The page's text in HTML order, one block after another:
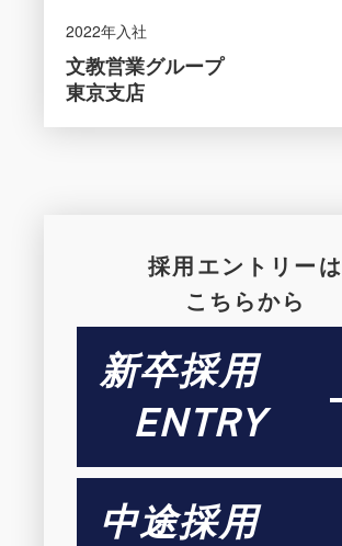
2022年入社
文教営業グループ
東京支店
採用エントリーは
こちらから
新卒採用
ENTRY
中途採用